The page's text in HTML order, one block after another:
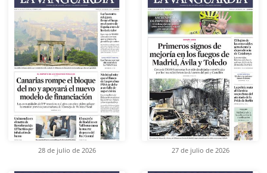
28 de julio de 2026 27 de julio de 2026